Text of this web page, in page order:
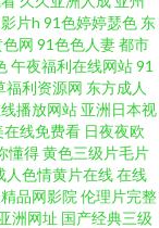
巨炮 午夜影院网站 成
免费视频 国产无限资
堂一区二 中文字幕综
品久久 免费国产直播
片h 91色婷婷瑟色 东
网 91色色人妻都市
午夜福利在线网站91
福利资源网 东方成人
播放网站 亚洲日本视
在线免费看 日夜夜欧
懂得黄色三级片毛片
人色情黄片在线在线
品网影院 伦理片完整
洲网址 国产经典三级